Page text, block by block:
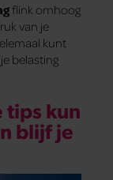
flink omhoog
van je
kunt
belasting
tips kun
blijf je